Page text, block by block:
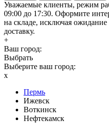
Уважаемые клиенты, режим
09:00 до 17:30. Оформите
на складе, исключая
доставку.
+
Ваш город:
Выбрать
Выберите ваш город:
x
Пермь
Ижевск
Воткинск
Нефтекамск